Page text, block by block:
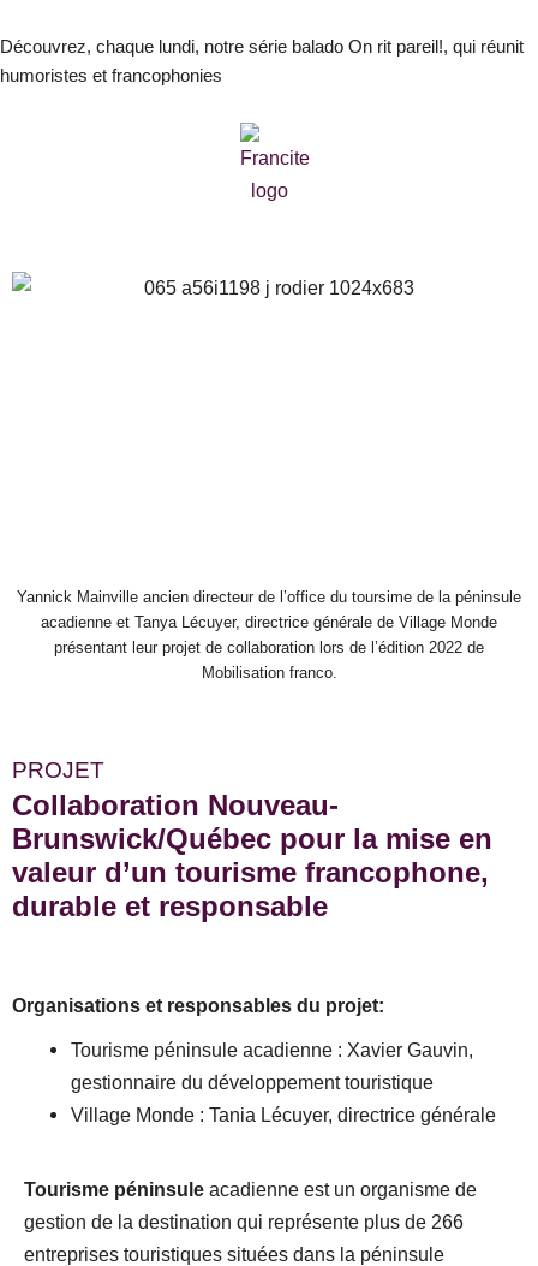
au
contenu
Découvrez, chaque lundi, notre série balado On rit pareil!, qui réunit
humoristes et francophonies
Yannick Mainville ancien directeur de l’office du toursime de la péninsule
acadienne et Tanya Lécuyer, directrice générale de Village Monde
présentant leur projet de collaboration lors de l’édition 2022 de
Mobilisation franco.
PROJET
Collaboration Nouveau-
Brunswick/Québec pour la mise en
valeur d’un tourisme francophone,
durable et responsable
Organisations et responsables du projet:
Tourisme péninsule acadienne : Xavier Gauvin,
gestionnaire du développement touristique
Village Monde : Tania Lécuyer, directrice générale
Tourisme péninsule acadienne est un organisme de
gestion de la destination qui représente plus de 266
entreprises touristiques situées dans la péninsule